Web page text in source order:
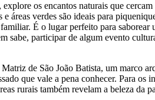
os encantos naturais que cercam
áreas verdes são ideais para
É o lugar perfeito para
sabe, participar de algum evento
de São João Batista, um marco
que vale a pena conhecer. Para os
rurais também revelam a beleza da